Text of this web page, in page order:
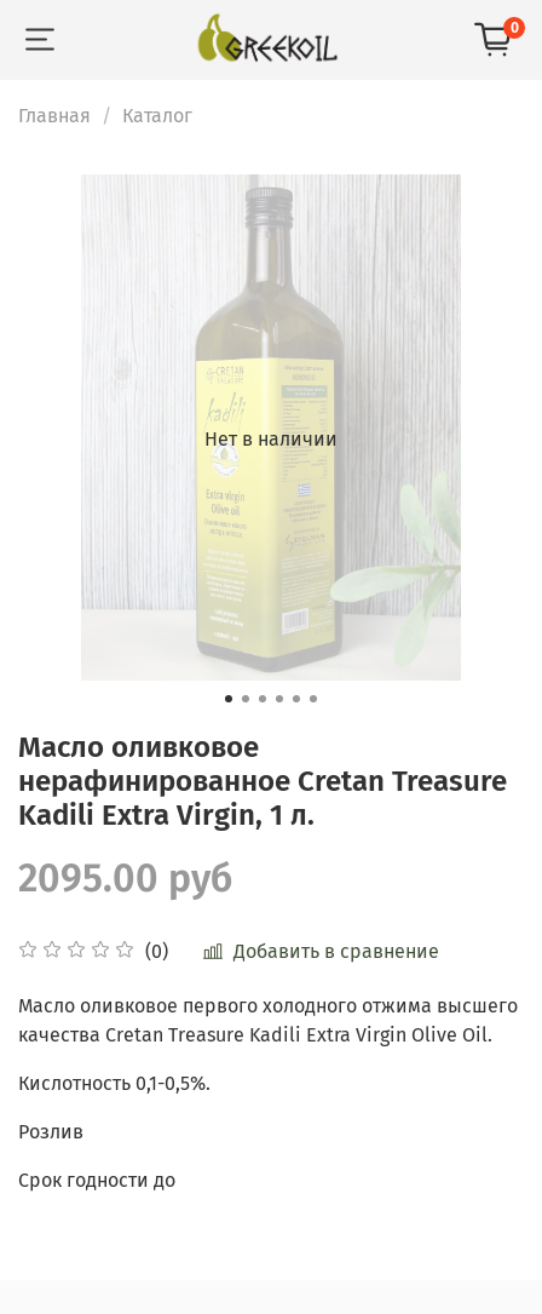
0
Главная Каталог
Нет в наличии
Масло оливковое
нерафинированное Cretan Treasure
Kadili Extra Virgin, 1 л.
(0) Добавить в сравнение
2095.00 руб
Масло оливковое первого холодного отжима высшего
качества Cretan Treasure Kadili Extra Virgin Olive Oil.
Кислотность 0,1-0,5%.
Розлив
Срок годности до